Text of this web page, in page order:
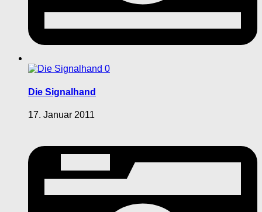
0
Die Signalhand
17. Januar 2011